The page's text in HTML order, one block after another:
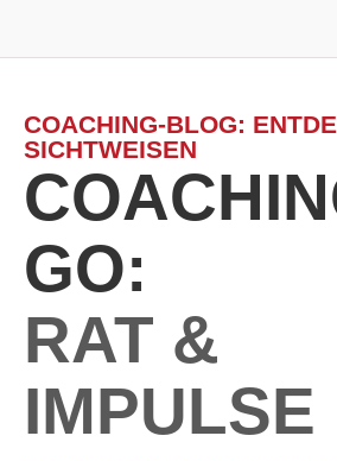
COACHING-BLOG:
SICHTWEISEN
GO:
RAT &
IMPULSE